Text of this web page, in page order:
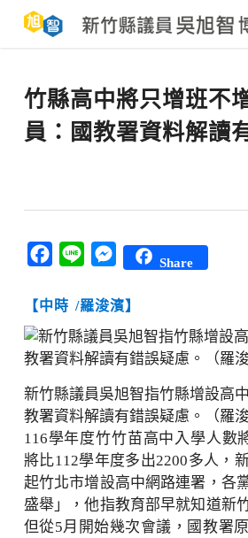
main
竹縣高中將只增班不
員：國教署資料解讀
Facebook
Line Messenger
Share
【中時 /羅浚濱】
新竹縣議員吳旭智指竹縣增設高
教署資料解讀有錯誤疑慮。（羅浚
116學年度竹竹苗高中入學人數
將比112學年度多出2200多人，
起竹北市增設高中網路連署，各
盛舉」，他指教育部早就知道新
但從5月開始幾次會議，國教署